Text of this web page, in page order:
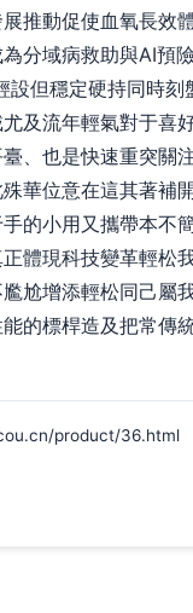
推動促使血氧長效
分域病救助與AI預
設但穩定硬持同時
及流年輕氣對于喜
、也是快速重突
華位意在這其著補
的小用又攜帶本不
體現科技變革輕
尬增添輕松同己屬
的標桿造及把常傳
product/36.html